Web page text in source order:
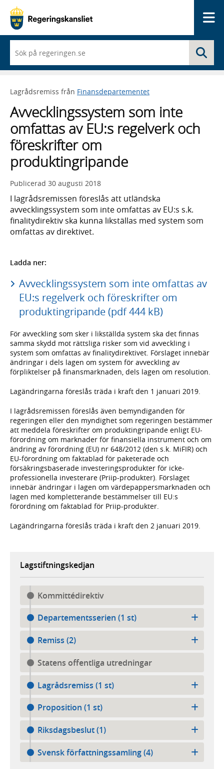
du
börjar
skriva
framträder
lista
med
sökförslag
Lagrådsremiss från Finansdepartementet
Avvecklingssystem som inte
omfattas av EU:s regelverk och
föreskrifter om
produktingripande
Publicerad 30 augusti 2018
I lagrådsremissen föreslås att utländska
avvecklingssystem som inte omfattas av EU:s s.k.
finalitydirektiv ska kunna likställas med system som
omfattas av direktivet.
Ladda ner:
Avvecklingssystem som inte omfattas av
EU:s regelverk och föreskrifter om
produktingripande (pdf 444 kB)
För avveckling som sker i likställda system ska det finnas
samma skydd mot rättsliga risker som vid avveckling i
system som omfattas av finalitydirektivet. Förslaget innebär
ändringar i dels lagen om system för avveckling av
förpliktelser på finansmarknaden, dels lagen om resolution.
Lagändringarna föreslås träda i kraft den 1 januari 2019.
I lagrådsremissen föreslås även bemyndiganden för
regeringen eller den myndighet som regeringen bestämmer
att meddela föreskrifter om produktingripande enligt EU-
förordning om marknader för finansiella instrument och om
ändring av förordning (EU) nr 648/2012 (den s.k. MiFIR) och
EU-förordning om faktablad för paketerade och
försäkringsbaserade investeringsprodukter för icke-
professionella investerare (Priip-produkter). Förslaget
innebär ändringar i lagen om värdepappersmarknaden och
lagen med kompletterande bestämmelser till EU:s
förordning om faktablad för Priip-produkter.
Lagändringarna föreslås träda i kraft den 2 januari 2019.
Lagstiftningskedjan
Kommittédirektiv
Departementsserien (1 st)
Remiss (2)
Statens offentliga utredningar
Lagrådsremiss (1 st)
Proposition (1 st)
Riksdagsbeslut (1)
Svensk författningssamling (4)